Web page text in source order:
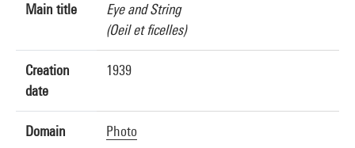
Main title
Eye and String
(Oeil et ficelles)
Creation
date
1939
Domain Photo